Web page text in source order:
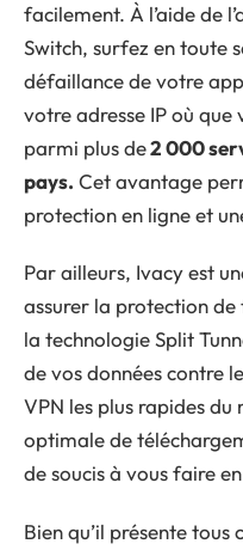
facilement. À l’aide de
Switch, surfez en toute
défaillance de votre
votre adresse IP où que
parmi plus de2 000
pays. Cet avantage
protection en ligne et
Par ailleurs, Ivacy est
assurer la protection de
la technologie Split
de vos données contre
VPN les plus rapides
optimale de
de soucis à vous faire
Bien qu’il présente